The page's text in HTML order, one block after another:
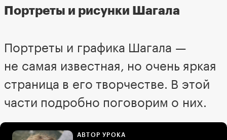
Портреты и рисунки Шагала
Портреты и графика Шагала —
не самая известная, но очень яркая
страница в его творчестве. В этой
части подробно поговорим о них.
АВТОР УРОКА